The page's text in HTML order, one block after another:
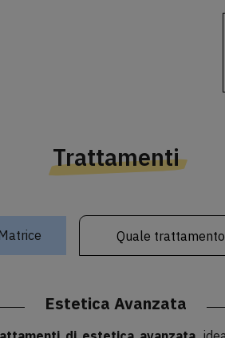
Estetica Avanzata
Trattamenti